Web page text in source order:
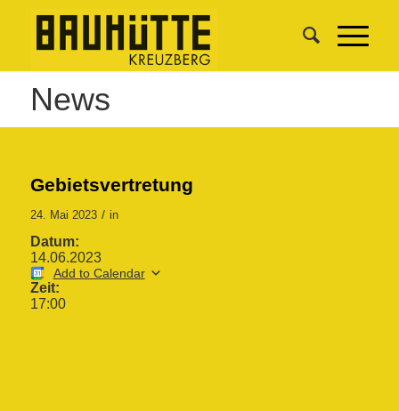
News
Gebietsvertretung
24. Mai 2023 / in
Datum:
14.06.2023
Add to Calendar
Zeit:
17:00